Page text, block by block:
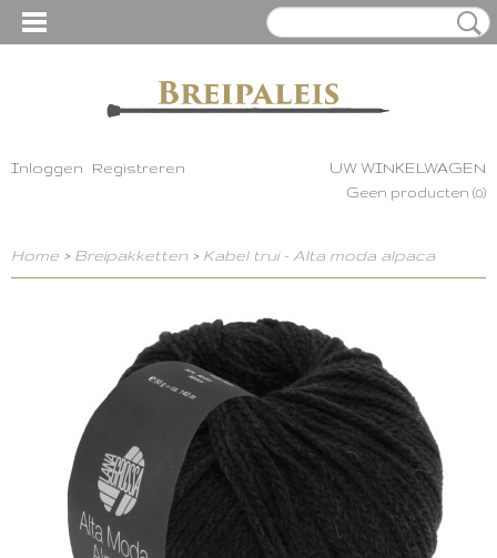
Inloggen Registreren UW WINKELWAGEN
Geen producten (0)
Home > Breipakketten > Kabel trui - Alta moda alpaca